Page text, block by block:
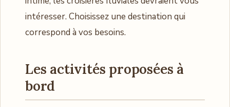
intéresser. Choisissez une destination qui
correspond à vos besoins.
Les activités proposées à
bord